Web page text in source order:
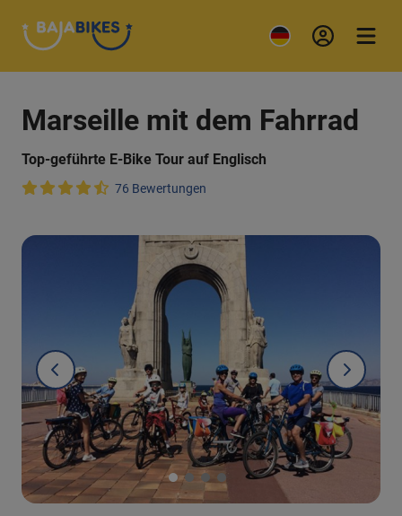
Marseille mit dem Fahrrad
Top-geführte E-Bike Tour auf Englisch
76 Bewertungen